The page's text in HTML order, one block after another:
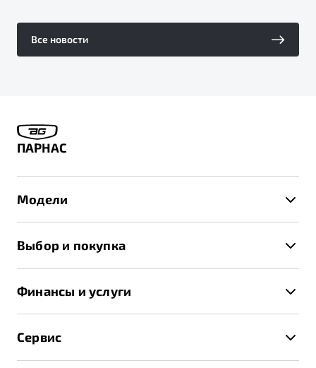
Все новости
ПАРНАС
Модели
X70
Выбор и покупка
Спецпредложения и Акции
Записаться на тест-драйв
Получить предложение
Финансы и услуги
Трейд-ин
Сервис